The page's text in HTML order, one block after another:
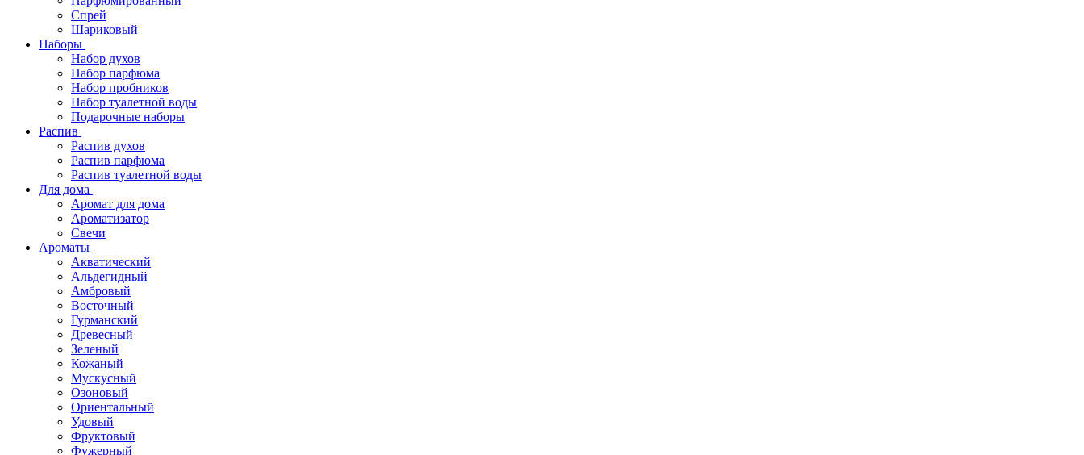
Спрей
Шариковый
Наборы
Набор духов
Набор парфюма
Набор пробников
Набор туалетной воды
Подарочные наборы
Распив
Распив духов
Распив парфюма
Распив туалетной воды
Для дома
Аромат для дома
Ароматизатор
Свечи
Ароматы
Акватический
Альдегидный
Амбровый
Восточный
Гурманский
Древесный
Зеленый
Кожаный
Мускусный
Озоновый
Ориентальный
Удовый
Фруктовый
Фужерный